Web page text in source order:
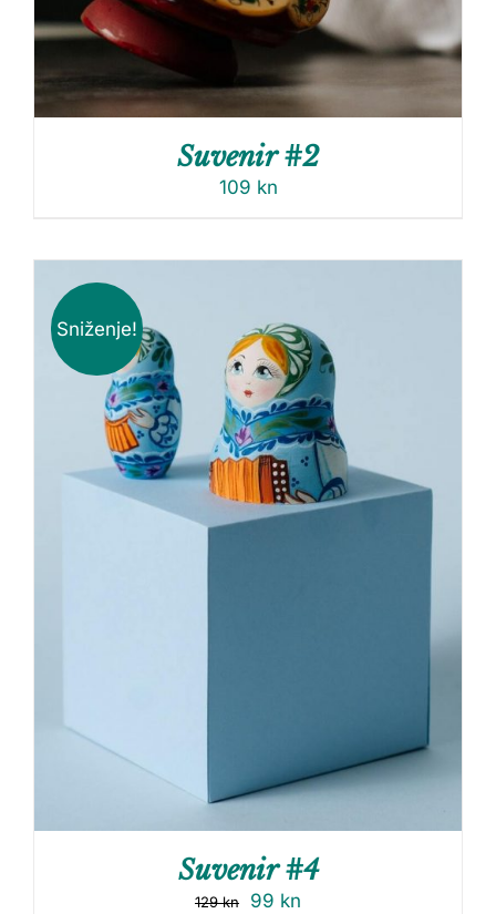
Suvenir #2
109 kn
Sniženje!
Suvenir #4
129kn 99 kn